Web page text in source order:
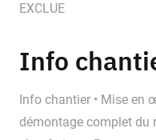
EXCLUE
Info
Info chantier • Mise en
démontage complet du